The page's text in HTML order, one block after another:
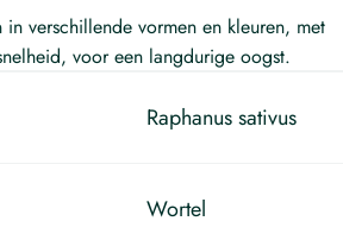
in verschillende vormen en kleuren, met
voor een langdurige oogst.
Raphanus sativus
Wortel